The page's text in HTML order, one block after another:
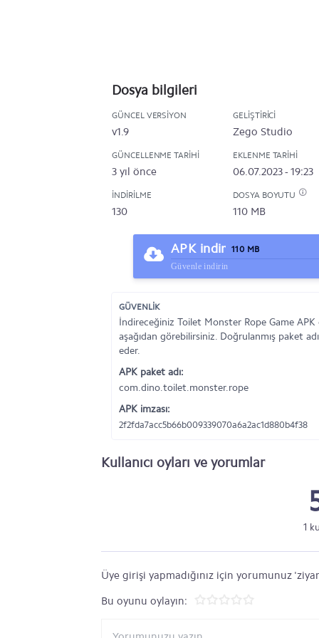
Dosya bilgileri
GÜNCEL VERSIYON
v1.9
GELIŞTIRICI
Zego Studio
GÜNCELLENME TARIHI
3 yıl önce
EKLENME TARIHI
06.07.2023 - 19:23
İNDIRILME
130
DOSYA BOYUTU
110 MB
APK indir 110 MB
Güvenle indirin
GÜVENLİK
İndireceğiniz Toilet Monster Rope Game APK
aşağıdan görebilirsiniz. Doğrulanmış paket
eder.
APK paket adı:
com.dino.toilet.monster.rope
APK imzası:
2f2fda7acc5b66b009339070a6a2ac1d880b4f38
Kullanıcı oyları ve yorumlar
1
Üye girişi yapmadığınız için yorumunuz
Bu oyunu oylayın: